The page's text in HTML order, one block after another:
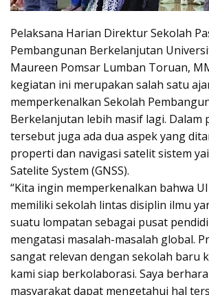
Pelaksana Harian Direktur Sekolah
Pembangunan Berkelanjutan
Maureen Pomsar Lumban Toruan,
kegiatan ini merupakan salah satu
memperkenalkan Sekolah
Berkelanjutan lebih masif lagi. Dalam
tersebut juga ada dua aspek yang
properti dan navigasi satelit sistem
Satelite System (GNSS).
“Kita ingin memperkenalkan bahwa
memiliki sekolah lintas disiplin ilmu
suatu lompatan sebagai pusat
mengatasi masalah-masalah global.
sangat relevan dengan sekolah baru
kami siap berkolaborasi. Saya
masyarakat dapat mengetahui hal